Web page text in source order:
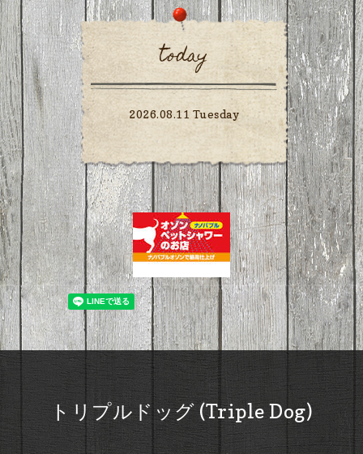
today
2026.08.11 Tuesday
トリプルドッグ (Triple Dog)